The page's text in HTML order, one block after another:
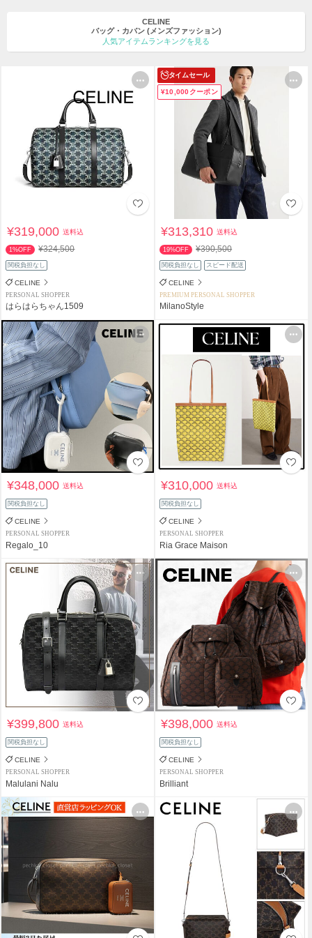
CELINE
バッグ・カバン (メンズファッション)
人気アイテムランキングを見る
¥319,000送料込
1%OFF ¥324,500
関税負担なし
CELINE
PERSONAL SHOPPER
はらはらちゃん1509
タイムセール
¥10,000クーポン
¥313,310送料込
19%OFF ¥390,500
関税負担なし スピード配送
CELINE
PREMIUM PERSONAL SHOPPER
MilanoStyle
¥348,000送料込
関税負担なし
CELINE
PERSONAL SHOPPER
Regalo_10
¥310,000送料込
関税負担なし
CELINE
PERSONAL SHOPPER
Ria Grace Maison
¥399,800送料込
関税負担なし
CELINE
PERSONAL SHOPPER
Malulani Nalu
¥398,000送料込
関税負担なし
CELINE
PERSONAL SHOPPER
Brilliant